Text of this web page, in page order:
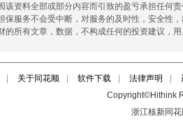
关于同花顺 软件下载 法律声明
Copyright©Hithink
浙江核新同